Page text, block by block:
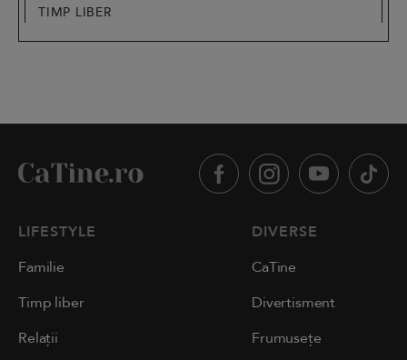
TIMP LIBER
LIFESTYLE
Familie
Timp liber
Relații
DIVERSE
CaTine
Divertisment
Frumusețe